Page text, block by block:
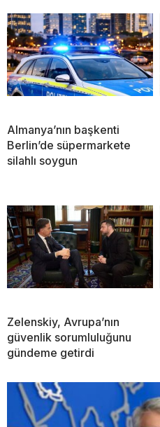
Almanya’nın başkenti
Berlin’de süpermarkete
silahlı soygun
Zelenskiy, Avrupa’nın
güvenlik sorumluluğunu
gündeme getirdi